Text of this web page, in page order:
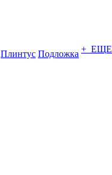
Плинтус Подложка + ЕЩЕ